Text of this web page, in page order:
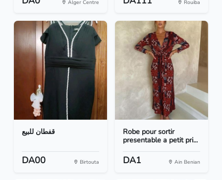
Alger Centre Rouiba
قفطان للبيع
DA00 Birtouta
Robe pour sortir
presentable a petit pri...
DA1 Ain Benian